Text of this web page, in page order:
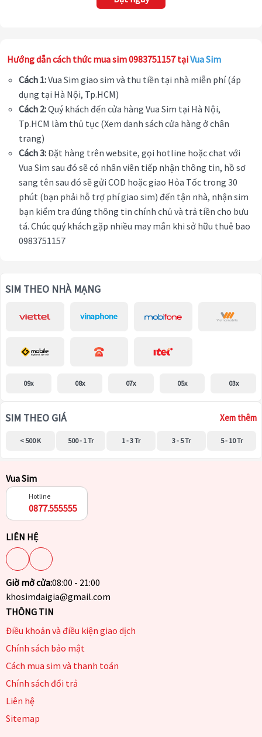
Hướng dẫn cách thức mua sim 0983751157 tạiVua Sim
Cách 1:Vua Sim giao sim và thu tiền tại nhà miễn phí (áp
dụng tại Hà Nội, Tp.HCM)
Cách 2:Quý khách đến cửa hàng Vua Sim tại Hà Nội,
Tp.HCM làm thủ tục (Xem danh sách cửa hàng ở chân
trang)
Cách 3:Đặt hàng trên website, gọi hotline hoặc chat với
Vua Sim sau đó sẽ có nhân viên tiếp nhận thông tin, hồ sơ
sang tên sau đó sẽ gửi COD hoặc giao Hỏa Tốc trong 30
phút (bạn phải hỗ trợ phí giao sim) đến tận nhà, nhận sim
bạn kiểm tra đúng thông tin chính chủ và trả tiền cho bưu
tá. Chúc quý khách gặp nhiều may mắn khi sở hữu thuê bao
0983751157
SIM THEO NHÀ MẠNG
09x 08x 07x 05x 03x
SIM THEO GIÁ Xem thêm
< 500 K 500 - 1 Tr 1 - 3 Tr 3 - 5 Tr 5 - 10 Tr
Vua Sim
Hotline
0877.555555
LIÊN HỆ
Giờ mở cửa:08:00 - 21:00
khosimdaigia@gmail.com
THÔNG TIN
Điều khoản và điều kiện giao dịch
Chính sách bảo mật
Cách mua sim và thanh toán
Chính sách đổi trả
Liên hệ
Sitemap